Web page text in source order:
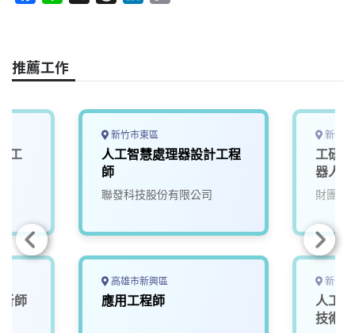
e
b
o
a
s
e
I
n
L
n
推薦工作
工
師
新竹市東區
人工智慧處理器設計工程
師
聯發科技股份有限公司
高雄市新興區
應用工程師
新竹
工研
器人
財團法
新竹
人工
技術